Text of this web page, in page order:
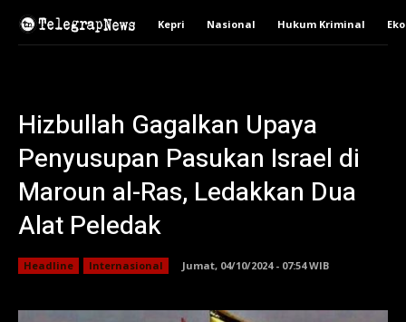
Kepri Nasional Hukum Kriminal
Hizbullah Gagalkan Upaya
Penyusupan Pasukan Israel di
Maroun al-Ras, Ledakkan Dua
Alat Peledak
Headline Internasional Jumat, 04/10/2024 - 07:54 WIB